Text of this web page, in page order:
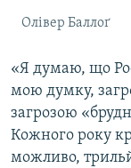
Олівер Баллоґ
«Я думаю, що
мою думку,
загрозою
Кожного року
можливо,